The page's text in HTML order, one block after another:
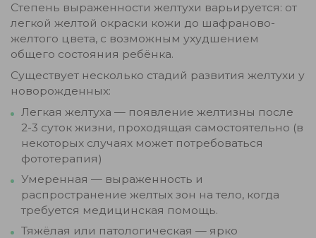
Степень выраженности желтухи варьируется: от
легкой желтой окраски кожи до шафраново-
желтого цвета, с возможным ухудшением
общего состояния ребёнка.
Существует несколько стадий развития желтухи у
новорожденных:
Легкая желтуха — появление желтизны после
2-3 суток жизни, проходящая самостоятельно (в
некоторых случаях может потребоваться
фототерапия)
Умеренная — выраженность и
распространение желтых зон на тело, когда
требуется медицинская помощь.
Тяжёлая или патологическая — ярко